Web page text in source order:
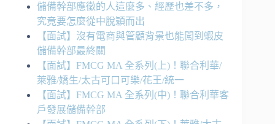
儲備幹部應徵的人這麼多、經歷也差不多，
究竟要怎麼從中脫穎而出
【面試】沒有電商與管顧背景也能闖到蝦皮
儲備幹部最終關
【面試】FMCG MA 全系列(上)！聯合利華/
萊雅/嬌生/太古可口可樂/花王/統一
【面試】FMCG MA 全系列(中)！聯合利華客
戶發展儲備幹部